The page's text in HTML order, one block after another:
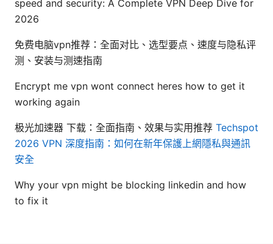
speed and security: A Complete VPN Deep Dive for
2026
免费电脑vpn推荐：全面对比、选型要点、速度与隐私评
测、安装与测速指南
Encrypt me vpn wont connect heres how to get it
working again
极光加速器 下载：全面指南、效果与实用推荐 Techspot
2026 VPN 深度指南：如何在新年保護上網隱私與通訊
安全
Why your vpn might be blocking linkedin and how
to fix it